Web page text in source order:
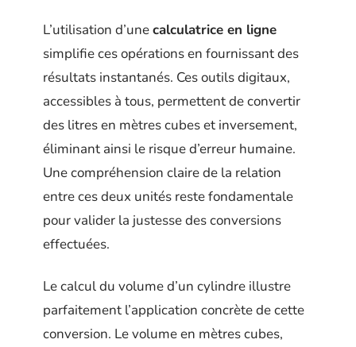
L’utilisation d’unecalculatrice en ligne
simplifie ces opérations en fournissant des
résultats instantanés. Ces outils digitaux,
accessibles à tous, permettent de convertir
des litres en mètres cubes et inversement,
éliminant ainsi le risque d’erreur humaine.
Une compréhension claire de la relation
entre ces deux unités reste fondamentale
pour valider la justesse des conversions
effectuées.
Le calcul du volume d’un cylindre illustre
parfaitement l’application concrète de cette
conversion. Le volume en mètres cubes,